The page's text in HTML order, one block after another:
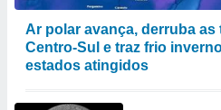
Ar polar avança, derruba as
Centro-Sul e traz frio
estados atingidos